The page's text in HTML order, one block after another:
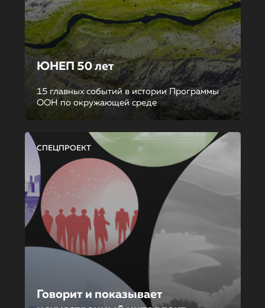
ЮНЕП 50 лет
15 главных событий в истории Программы
ООН по окружающей среде
СПЕЦПРОЕКТ
Говорит и показывает